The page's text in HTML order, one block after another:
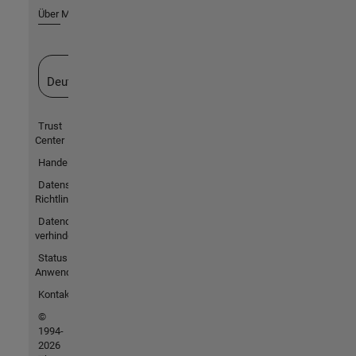
Über MathWorks
Deutschland
Trust
Center
Handelsmarken
Datenschutz-
Richtlinien
Datendiebstahl
verhindern
Status von
Anwendungen
Kontakt
©
1994-
2026